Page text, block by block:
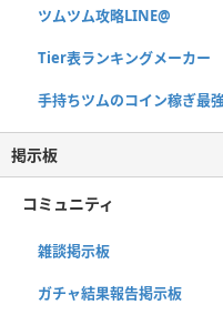
ツムツム攻略LINE@
Tier表ランキングメーカー
手持ちツムのコイン稼ぎ最
掲示板
コミュニティ
雑談掲示板
ガチャ結果報告掲示板